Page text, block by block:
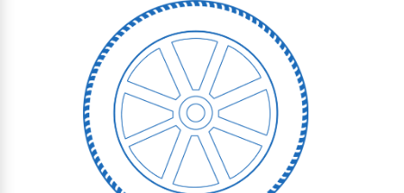
Sofort verfügbare Fahrzeuge
Volvo Selekt
Gebrauchtwagen
Die Neuwagenalternative
direkt an.
Mehr erfahren
Frühjahrscheck
Entdecken Sie unsere
saisonalen Angebote.